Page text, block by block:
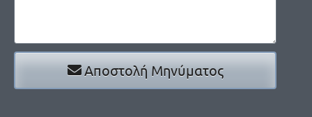
Αποστολή Μηνύματος